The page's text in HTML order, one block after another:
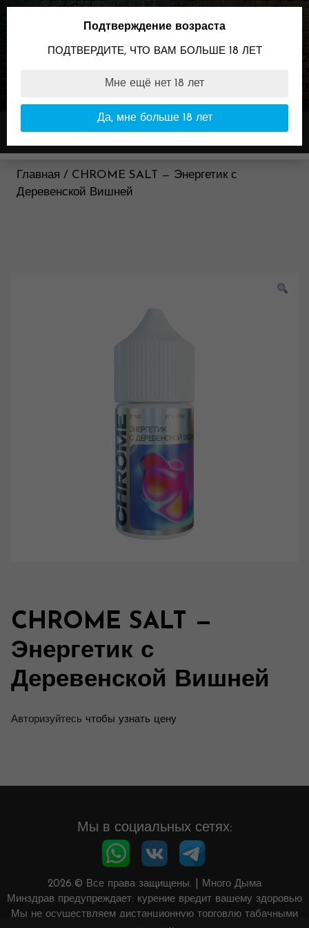
Skip
89096099898
Время работы:
11:00-23:00
Меню
Главная / CHROME SALT — Энергетик с
Деревенской Вишней
CHROME SALT —
Энергетик с
Деревенской Вишней
Авторизуйтесь чтобы узнать цену
Мы в социальных сетях:
2026.© Все права защищены.
Много Дыма
Минздрав предупреждает: курение вредит вашему здоровью
Мы не осуществляем дистанционную торговлю табачными
Подтверждение возраста
ПОДТВЕРДИТЕ, ЧТО ВАМ БОЛЬШЕ 18 ЛЕТ
Мне ещё нет 18 лет
Да, мне больше 18 лет